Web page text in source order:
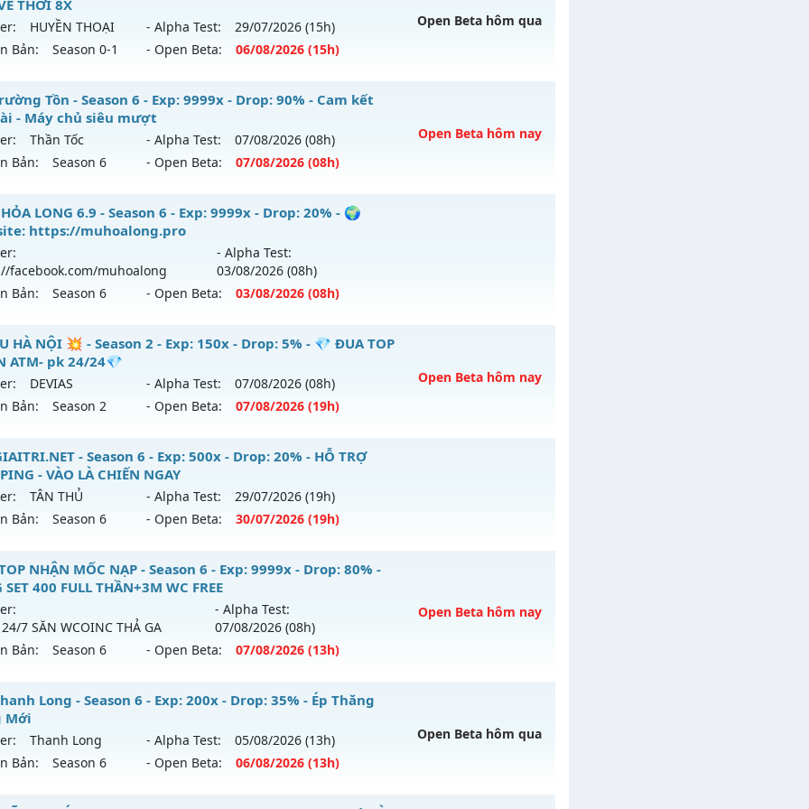
mới ra tháng 07 2026 - Mở máy chủLORENCIA vào 13h ngày 31/07/2626
500x - Drop: 20%
loại: Mu Nguyên bản Webzen
Anti Vip
THỜI 8X
HUYỀN THOẠI - Alpha Test: 29/07/2026 (15h)
Bản:
Season 0-1 - Open Beta: 06/08/2026 (15h)
Open Beta hôm qua
1 - MUSS1 - MU TRỞ VỀ THỜI 8X
mới ra tháng 08 2026 - Mở máy chủHUYỀN THOẠI
vào 15h ngày 06/08/2626
220x - Drop: 20%
loại: Mu Nguyên bản Webzen
IGMU.DEV
Tồn - Season 6 - Exp: 9999x - Drop: 90% - Cam kết
- Máy chủ siêu mượt
Thần Tốc - Alpha Test: 07/08/2026 (08h)
Bản:
Season 6 - Open Beta: 07/08/2026 (08h)
Open Beta hôm nay
Trường Tồn - Cam kết lâu dài - Máy chủ siêu mượt
mới ra tháng 08 2026 - Mở máy chủ
Thần Tốc
9999x - Drop: 90%
loại: Mu Nguyên bản Webzen
ICMPROTECT ✅ 🔴 ✨ ⚡️
LONG 6.9 - Season 6 - Exp: 9999x - Drop: 20% - 🌍
https://muhoalong.pro
facebook.com/muhoalong
- Alpha Test:
03/08/2026 (08h)
Bản:
Season 6 - Open Beta: 03/08/2026 (08h)
HỎA LONG 6.9 - 🌍 Website: https://muhoalong.pro
ra tháng 08 2026 - Mở máy chủ https://facebook.com/muhoalong vào 08h
03/08/2626
Non Reset
Mu Nguyên bản Webzen
XShield
HÀ NỘI 💥 - Season 2 - Exp: 150x - Drop: 5% - 💎 ĐUA TOP
ATM- pk 24/24💎
DEVIAS - Alpha Test: 07/08/2026 (08h)
Bản:
Season 2 - Open Beta: 07/08/2026 (19h)
Open Beta hôm nay
MU HÀ NỘI 💥 - 💎 ĐUA TOP NHẬN ATM- pk 24/24💎
mới ra tháng 08 2026 - Mở máy chủDEVIASvào 19h ngày 07/08/2626
150x - Drop: 5%
loại: Mu Nguyên bản Webzen
BDCAM
- Season 6 - Exp: 500x - Drop: 20% - HỖ TRỢ
- VÀO LÀ CHIẾN NGAY
TÂN THỦ - Alpha Test: 29/07/2026 (19h)
Bản:
Season 6 - Open Beta: 30/07/2026 (19h)
GIAITRI.NET - HỖ TRỢ MAX PING - VÀO LÀ CHIẾN NGAY
mới ra tháng 07 2026 - Mở máy chủ
TÂN THỦ
500x - Drop: 20%
loại: Mu Nguyên bản Webzen
FPS 60 - CHỐNG HACK 100%
NHẬN MỐC NẠP - Season 6 - Exp: 9999x - Drop: 80% -
SET 400 FULL THẦN+3M WC FREE
24/7 SĂN WCOINC THẢ GA
- Alpha Test:
07/08/2026 (08h)
Bản:
Season 6 - Open Beta: 07/08/2026 (13h)
Open Beta hôm nay
NHẬN MỐC NẠP - TẶNG SET 400 FULL THẦN+3M WC FREE
ra tháng 08 2026 - Mở máy chủBOSS 24/7 SĂN WCOINC THẢ GAvào 13h
07/08/2626
Long - Season 6 - Exp: 200x - Drop: 35% - Ép Thăng
Mới
Thanh Long - Alpha Test: 05/08/2026 (13h)
Bản:
Season 6 - Open Beta: 06/08/2026 (13h)
Open Beta hôm qua